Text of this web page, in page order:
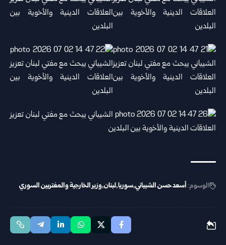
الوسوم: أسعد حسن الشيباني سوريا لبنان وزير الخارجية والمغتربين السوري